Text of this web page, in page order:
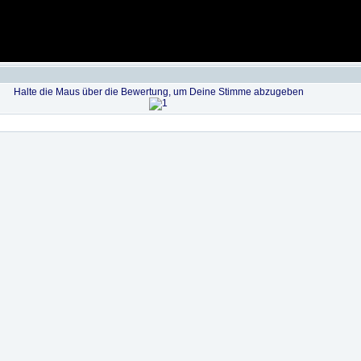
Halte die Maus über die Bewertung, um Deine Stimme abzugeben